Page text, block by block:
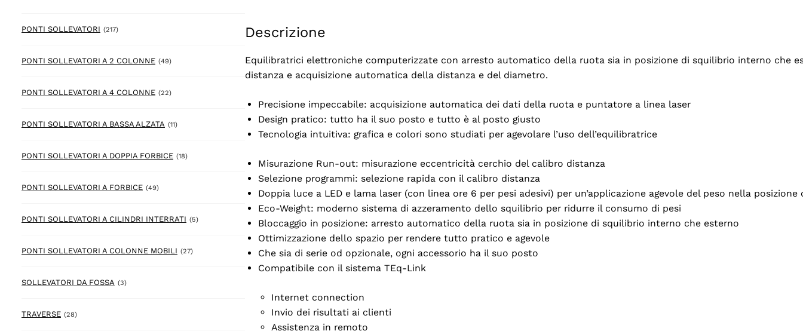
PONTI SOLLEVATORI (217)217 prodotto
PONTI SOLLEVATORI A 2 COLONNE (49)49 prodotto
PONTI SOLLEVATORI A 4 COLONNE (22)22 prodotto
PONTI SOLLEVATORI A BASSA ALZATA (11)11 prodotto
PONTI SOLLEVATORI A DOPPIA FORBICE (18)18 prodotto
PONTI SOLLEVATORI A FORBICE (49)49 prodotto
PONTI SOLLEVATORI A CILINDRI INTERRATI (5)5 prodotto
PONTI SOLLEVATORI A COLONNE MOBILI (27)27 prodotto
SOLLEVATORI DA FOSSA (3)3 prodotto
TRAVERSE (28)28 prodotto
Descrizione
Equilibratrici elettroniche computerizzate con arresto automatico della ruota sia in posizione di squilibrio interno che
distanza e acquisizione automatica della distanza e del diametro.
Precisione impeccabile: acquisizione automatica dei dati della ruota e puntatore a linea laser
Design pratico: tutto ha il suo posto e tutto è al posto giusto
Tecnologia intuitiva: grafica e colori sono studiati per agevolare l’uso dell’equilibratrice
Misurazione Run-out: misurazione eccentricità cerchio del calibro distanza
Selezione programmi: selezione rapida con il calibro distanza
Doppia luce a LED e lama laser (con linea ore 6 per pesi adesivi) per un’applicazione agevole del peso nella posizione
Eco-Weight: moderno sistema di azzeramento dello squilibrio per ridurre il consumo di pesi
Bloccaggio in posizione: arresto automatico della ruota sia in posizione di squilibrio interno che esterno
Ottimizzazione dello spazio per rendere tutto pratico e agevole
Che sia di serie od opzionale, ogni accessorio ha il suo posto
Compatibile con il sistema TEq-Link
Internet connection
Invio dei risultati ai clienti
Assistenza in remoto